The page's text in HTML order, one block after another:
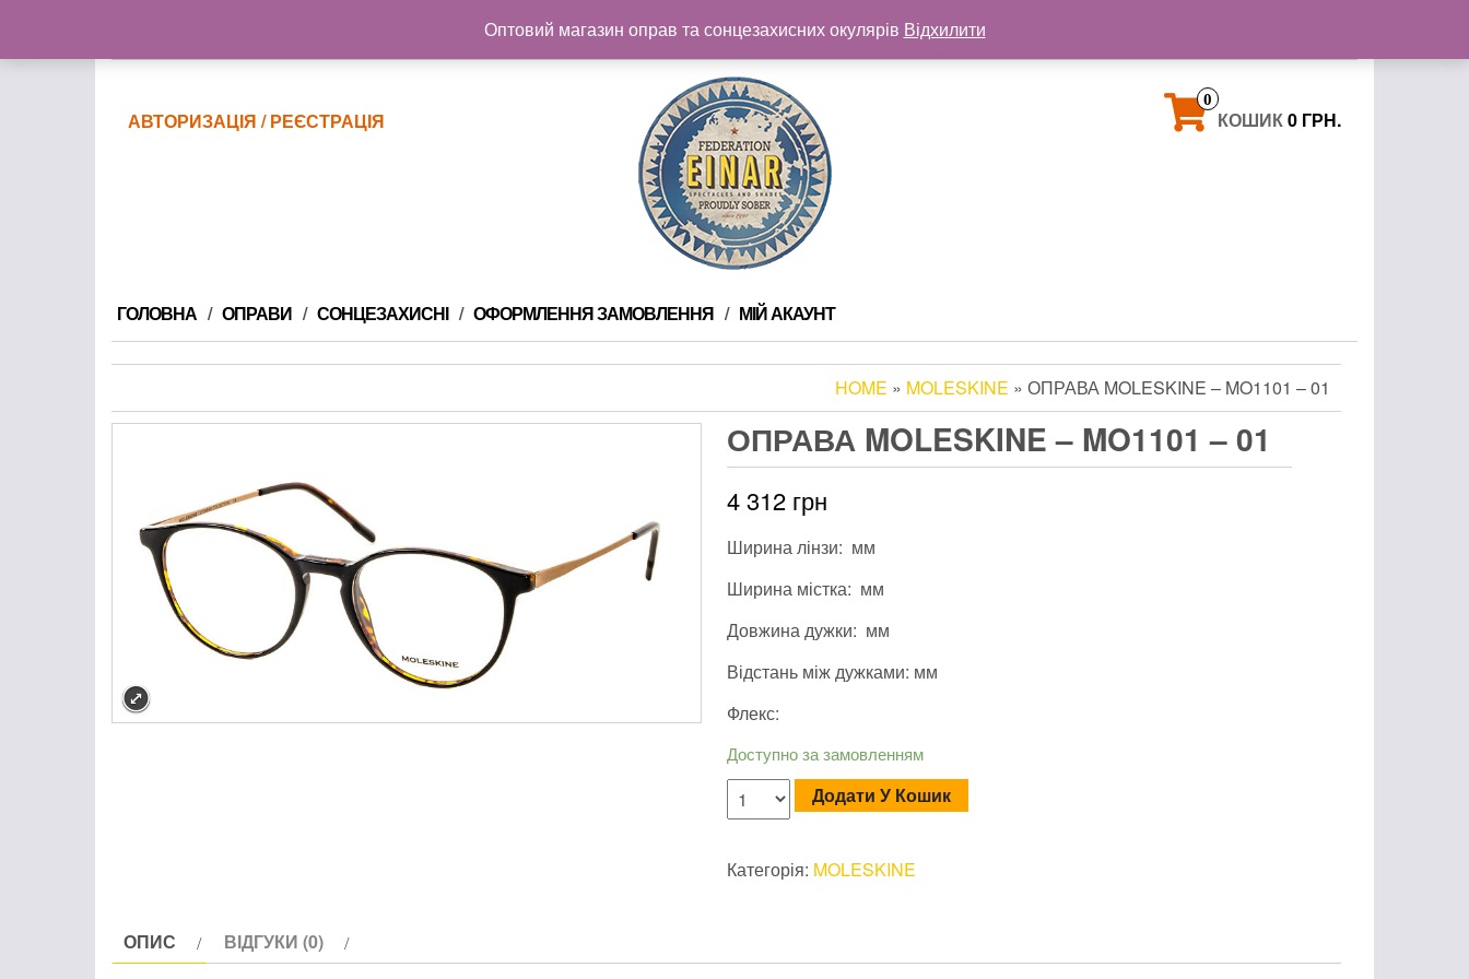
АВТОРИЗАЦІЯ / РЕЄСТРАЦІЯ
0
КОШИК0 ГРН.
ГОЛОВНА ОПРАВИ СОНЦЕЗАХИСНІ ОФОРМЛЕННЯ ЗАМОВЛЕННЯ МІЙ АКАУНТ
HOME » MOLESKINE » ОПРАВА MOLESKINE – MO1101 – 01
ОПРАВА MOLESKINE – MO1101 – 01
4 312 грн
Ширина лінзи: мм
Ширина містка: мм
Довжина дужки: мм
Відстань між дужками: мм
Флекс:
Доступно за замовленням
Додати У Кошик
Категорія: MOLESKINE
ОПИС ВІДГУКИ (0)
Оптовий магазин оправ та сонцезахисних окулярів Відхилити